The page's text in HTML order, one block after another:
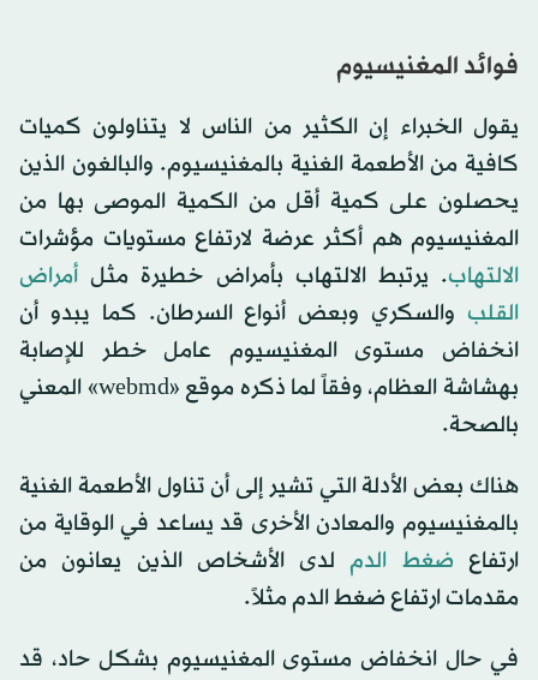
فوائد المغنيسيوم
يقول الخبراء إن الكثير من الناس لا يتناولون كميات
كافية من الأطعمة الغنية بالمغنيسيوم. والبالغون الذين
يحصلون على كمية أقل من الكمية الموصى بها من
المغنيسيوم هم أكثر عرضة لارتفاع مستويات مؤشرات
الالتهاب. يرتبط الالتهاب بأمراض خطيرة مثلأمراض
القلب والسكري وبعض أنواع السرطان. كما يبدو أن
انخفاض مستوى المغنيسيوم عامل خطر للإصابة
بهشاشة العظام، وفقاً لما ذكره موقع «webmd» المعني
بالصحة.
هناك بعض الأدلة التي تشير إلى أن تناول الأطعمة الغنية
بالمغنيسيوم والمعادن الأخرى قد يساعد في الوقاية من
ارتفاع ضغط الدم لدى الأشخاص الذين يعانون من
مقدمات ارتفاع ضغط الدم مثلاً.
في حال انخفاض مستوى المغنيسيوم بشكل حاد، قد